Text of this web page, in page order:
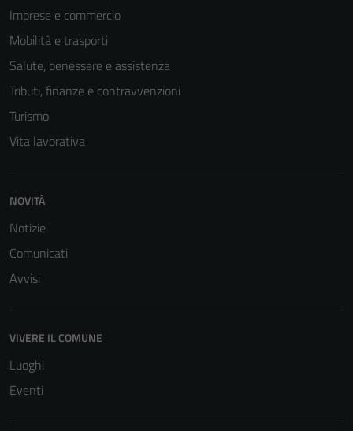
Imprese e commercio
Mobilità e trasporti
Salute, benessere e assistenza
Tributi, finanze e contravvenzioni
Turismo
Vita lavorativa
NOVITÀ
Notizie
Comunicati
Avvisi
VIVERE IL COMUNE
Luoghi
Eventi
del sito e non
informazioni